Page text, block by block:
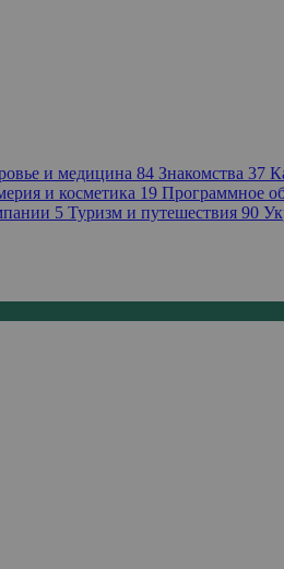
и медицина 84 Знакомства 37
и косметика 19 Программное
5 Туризм и путешествия 90